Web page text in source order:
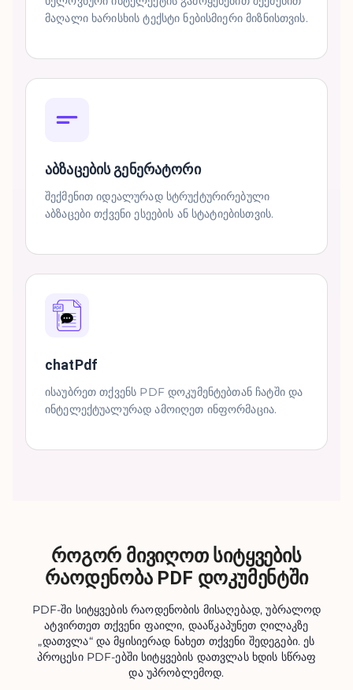
მაღალი ხარისხის ტექსტი ნებისმიერი მიზნისთვის.
აბზაცების გენერატორი
შექმენით იდეალურად სტრუქტურირებული
აბზაცები თქვენი ესეების ან სტატიებისთვის.
chatPdf
ისაუბრეთ თქვენს PDF დოკუმენტებთან ჩატში და
ინტელექტუალურად ამოიღეთ ინფორმაცია.
როგორ მივიღოთ სიტყვების
რაოდენობა PDF დოკუმენტში
PDF-ში სიტყვების რაოდენობის მისაღებად, უბრალოდ
ატვირთეთ თქვენი ფაილი, დააწკაპუნეთ ღილაკზე
„დათვლა“ და მყისიერად ნახეთ თქვენი შედეგები. ეს
პროცესი PDF-ებში სიტყვების დათვლას ხდის სწრაფ
და უპრობლემოდ.